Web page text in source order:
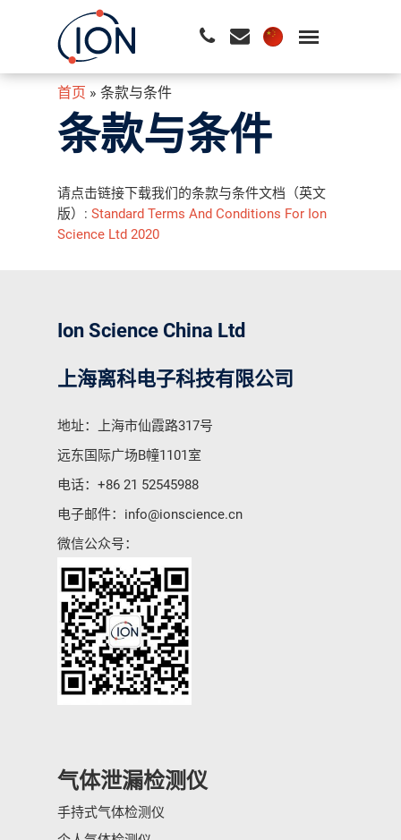
请按回车开始检索或按ESC关闭检索
首页 » 条款与条件
条款与条件
请点击链接下载我们的条款与条件文档（英文
版）: Standard Terms And Conditions For Ion
Science Ltd 2020
Ion Science China Ltd
上海离科电子科技有限公司
地址：上海市仙霞路317号
远东国际广场B幢1101室
电话： +86 21 52545988
电子邮件： info@ionscience.cn
微信公众号：
气体泄漏检测仪
手持式气体检测仪